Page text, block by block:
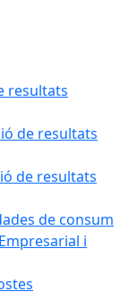
resultats
de resultats
de resultats
de consum
i